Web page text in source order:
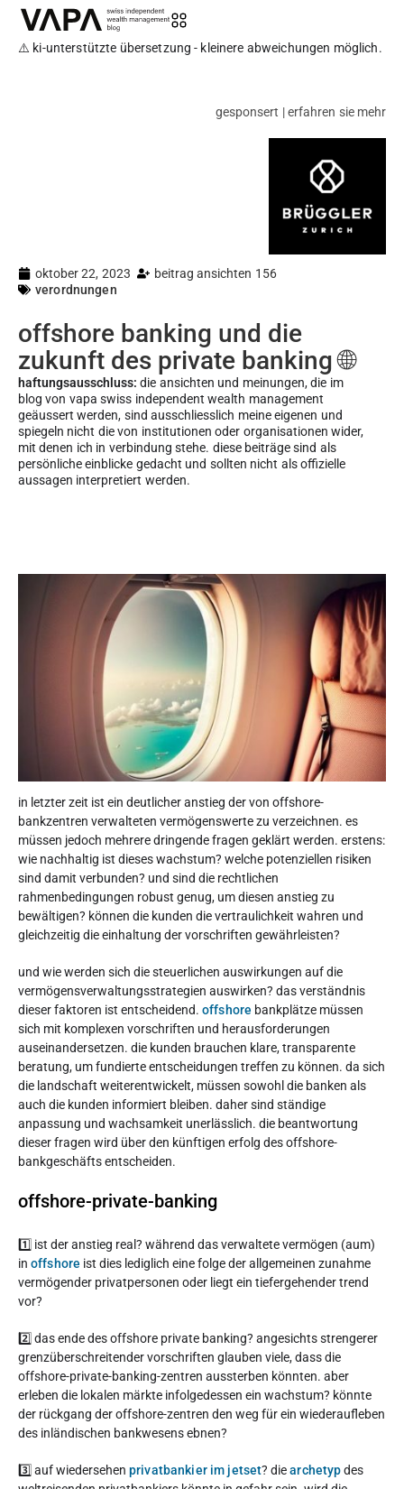
⚠️ ki-unterstützte übersetzung - kleinere abweichungen möglich.
gesponsert | erfahren sie mehr
oktober 22, 2023
beitrag ansichten 156
verordnungen
offshore banking und die
zukunft des private banking 🌐
haftungsausschluss: die ansichten und meinungen, die im
blog von vapa swiss independent wealth management
geäussert werden, sind ausschliesslich meine eigenen und
spiegeln nicht die von institutionen oder organisationen wider,
mit denen ich in verbindung stehe. diese beiträge sind als
persönliche einblicke gedacht und sollten nicht als offizielle
aussagen interpretiert werden.
in letzter zeit ist ein deutlicher anstieg der von offshore-
bankzentren verwalteten vermögenswerte zu verzeichnen. es
müssen jedoch mehrere dringende fragen geklärt werden. erstens:
wie nachhaltig ist dieses wachstum? welche potenziellen risiken
sind damit verbunden? und sind die rechtlichen
rahmenbedingungen robust genug, um diesen anstieg zu
bewältigen? können die kunden die vertraulichkeit wahren und
gleichzeitig die einhaltung der vorschriften gewährleisten?
und wie werden sich die steuerlichen auswirkungen auf die
vermögensverwaltungsstrategien auswirken? das verständnis
dieser faktoren ist entscheidend. offshore bankplätze müssen
sich mit komplexen vorschriften und herausforderungen
auseinandersetzen. die kunden brauchen klare, transparente
beratung, um fundierte entscheidungen treffen zu können. da sich
die landschaft weiterentwickelt, müssen sowohl die banken als
auch die kunden informiert bleiben. daher sind ständige
anpassung und wachsamkeit unerlässlich. die beantwortung
dieser fragen wird über den künftigen erfolg des offshore-
bankgeschäfts entscheiden.
offshore-private-banking
1️⃣ ist der anstieg real? während das verwaltete vermögen (aum)
in offshore ist dies lediglich eine folge der allgemeinen zunahme
vermögender privatpersonen oder liegt ein tiefergehender trend
vor?
2️⃣ das ende des offshore private banking? angesichts strengerer
grenzüberschreitender vorschriften glauben viele, dass die
offshore-private-banking-zentren aussterben könnten. aber
erleben die lokalen märkte infolgedessen ein wachstum? könnte
der rückgang der offshore-zentren den weg für ein wiederaufleben
des inländischen bankwesens ebnen?
3️⃣ auf wiedersehen privatbankier im jetset? diearchetypdes